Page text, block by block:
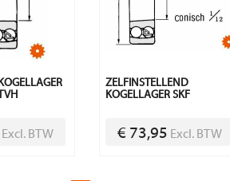
Excl. BTW
ZELFINSTELLEND
KOGELLAGER SKF
€ 73,95 Excl. BTW